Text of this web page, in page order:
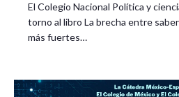
El Colegio Nacional Política y
torno al libro La brecha entre
más fuertes…